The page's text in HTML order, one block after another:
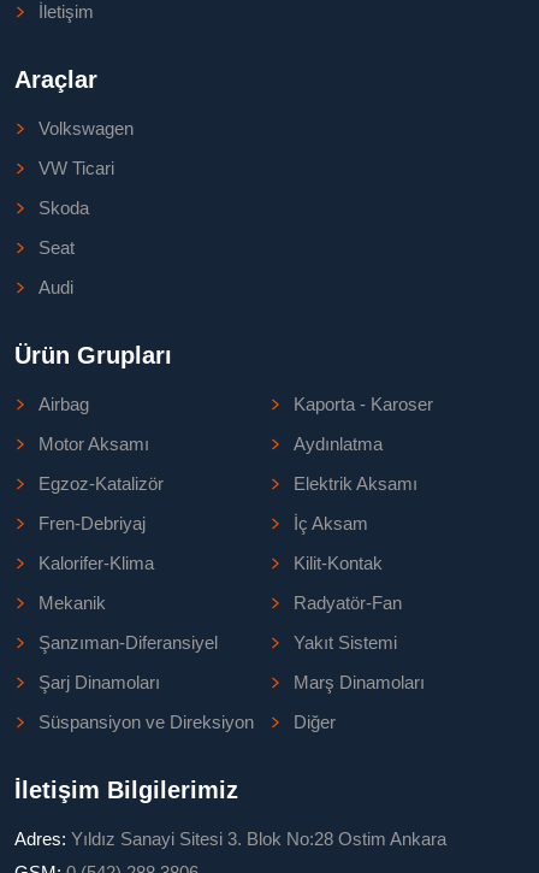
İletişim
Araçlar
Volkswagen
VW Ticari
Skoda
Seat
Audi
Ürün Grupları
Airbag
Kaporta - Karoser
Motor Aksamı
Aydınlatma
Egzoz-Katalizör
Elektrik Aksamı
Fren-Debriyaj
İç Aksam
Kalorifer-Klima
Kilit-Kontak
Mekanik
Radyatör-Fan
Şanzıman-Diferansiyel
Yakıt Sistemi
Şarj Dinamoları
Marş Dinamoları
Süspansiyon ve Direksiyon
Diğer
İletişim Bilgilerimiz
Adres: Yıldız Sanayi Sitesi 3. Blok No:28 Ostim Ankara